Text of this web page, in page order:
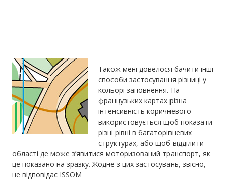
Також мені довелося бачити інші
способи застосування різниці у
кольорі заповнення. На
французьких картах різна
інтенсивність коричневого
використовується щоб показати
різні рівні в багаторівневих
структурах, або щоб відділити
області де може з’явитися моторизований транспорт, як
це показано на зразку. Жодне з цих застосувань, звісно,
не відповідає ISSOM